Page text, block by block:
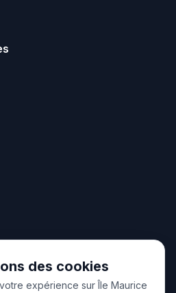
des cookies
expérience sur Île Maurice